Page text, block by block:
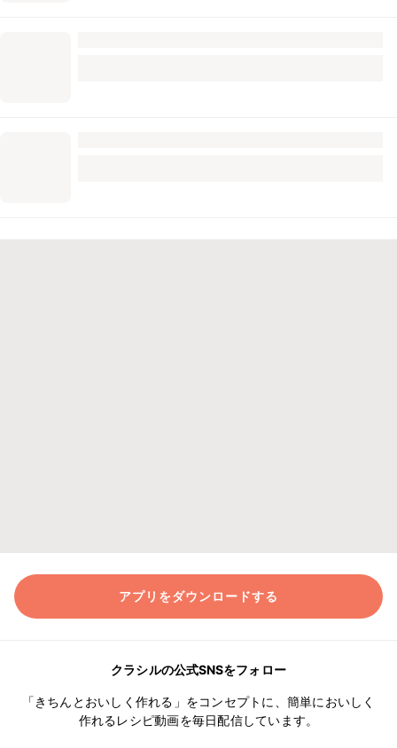
アプリをダウンロードする
クラシルの公式SNSをフォロー
「きちんとおいしく作れる」をコンセプトに、簡単においしく
作れるレシピ動画を毎日配信しています。